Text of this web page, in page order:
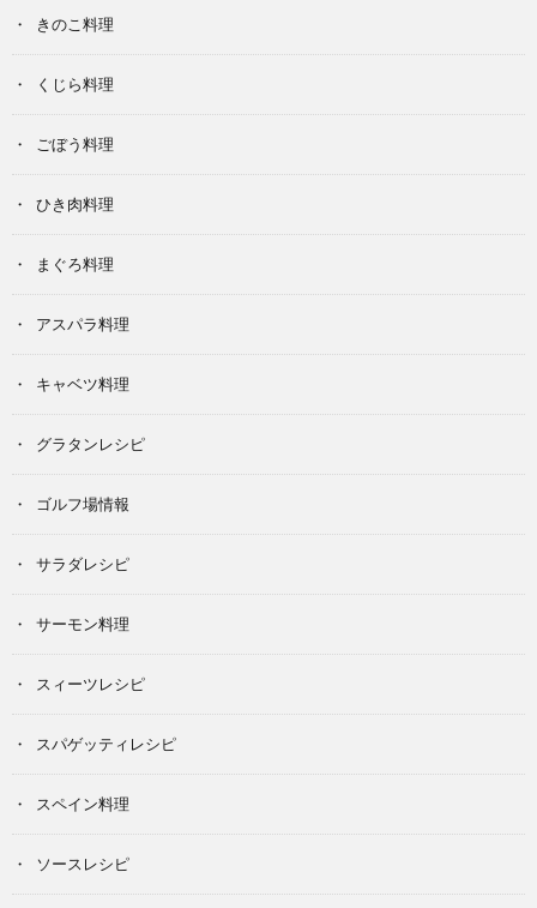
きのこ料理
くじら料理
ごぼう料理
ひき肉料理
まぐろ料理
アスパラ料理
キャベツ料理
グラタンレシピ
ゴルフ場情報
サラダレシピ
サーモン料理
スィーツレシピ
スパゲッティレシピ
スペイン料理
ソースレシピ